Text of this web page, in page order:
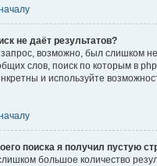
не даёт результатов?
возможно, был слишком
слов, поиск по которым в
и используйте
поиска я получил пустую
большое количество